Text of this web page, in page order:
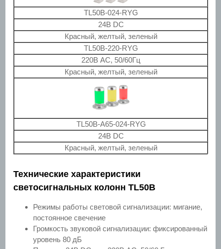
TL50B-024-RYG
24В DC
Красный, желтый, зеленый
TL50B-220-RYG
220В AC, 50/60Гц
Красный, желтый, зеленый
TL50B-A65-024-RYG
24В DC
Красный, желтый, зеленый
Технические характеристики
светосигнальных колонн TL50B
Режимы работы световой сигнализации: мигание,
постоянное свечение
Громкость звуковой сигнализации: фиксированный
уровень 80 дБ